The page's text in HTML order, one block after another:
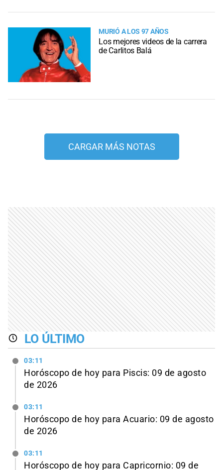
MURIÓ A LOS 97 AÑOS
Los mejores videos de la carrera
de Carlitos Balá
CARGAR MÁS NOTAS
LO ÚLTIMO
03:11
Horóscopo de hoy para Piscis: 09 de agosto
de 2026
03:11
Horóscopo de hoy para Acuario: 09 de agosto
de 2026
03:11
Horóscopo de hoy para Capricornio: 09 de